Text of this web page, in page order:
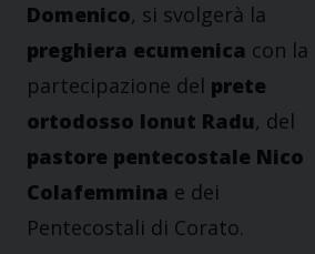
Domenico, si svolgerà la
preghiera ecumenica con la
partecipazione del prete
ortodosso Ionut Radu, del
pastore pentecostale Nico
Colafemmina e dei
Pentecostali di Corato.